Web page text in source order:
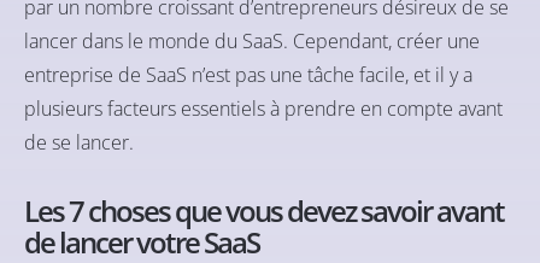
par un nombre croissant d’entrepreneurs désireux de se
lancer dans le monde du SaaS. Cependant, créer une
entreprise de SaaS n’est pas une tâche facile, et il y a
plusieurs facteurs essentiels à prendre en compte avant
de se lancer.
Les 7 choses que vous devez savoir avant
de lancer votre SaaS